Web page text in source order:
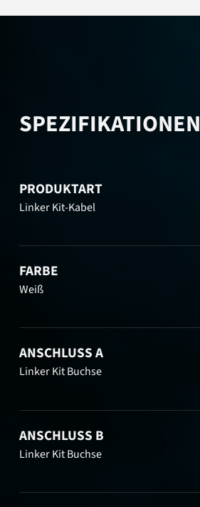
SPEZIFIKATIONEN
PRODUKTART
Linker Kit-Kabel
FARBE
Weiß
ANSCHLUSS A
Linker Kit Buchse
ANSCHLUSS B
Linker Kit Buchse